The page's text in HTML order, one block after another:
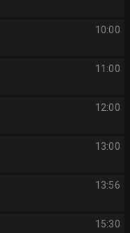
10:00
11:00
12:00
13:00
13:56
15:30